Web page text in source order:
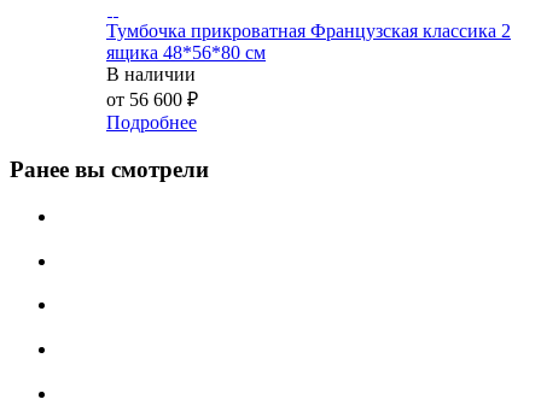
Тумбочка прикроватная Французская классика 2
ящика 48*56*80 см
В наличии
от 56 600 ₽
Подробнее
Ранее вы смотрели